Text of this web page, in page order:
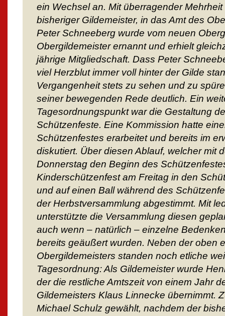
ein Wechsel an. Mit überragender
bisheriger Gildemeister, in das Amt des
Peter Schneeberg wurde vom neuen
Obergildemeister ernannt und erhielt
jährige Mitgliedschaft. Dass Peter
viel Herzblut immer voll hinter der Gilde
Vergangenheit stets zu sehen und zu
seiner bewegenden Rede deutlich. Ein
Tagesordnungspunkt war die Gestaltung
Schützenfeste. Eine Kommission hatte
Schützenfestes erarbeitet und bereits im
diskutiert. Über diesen Ablauf, welcher mit
Donnerstag den Beginn des
Kinderschützenfest am Freitag in den
und auf einen Ball während des
der Herbstversammlung abgestimmt. Mit
unterstützte die Versammlung diesen
auch wenn – natürlich – einzelne
bereits geäußert wurden. Neben der oben
Obergildemeisters standen noch etliche
Tagesordnung: Als Gildemeister wurde
der die restliche Amtszeit von einem Jahr
Gildemeisters Klaus Linnecke übernimmt.
Michael Schulz gewählt, nachdem der